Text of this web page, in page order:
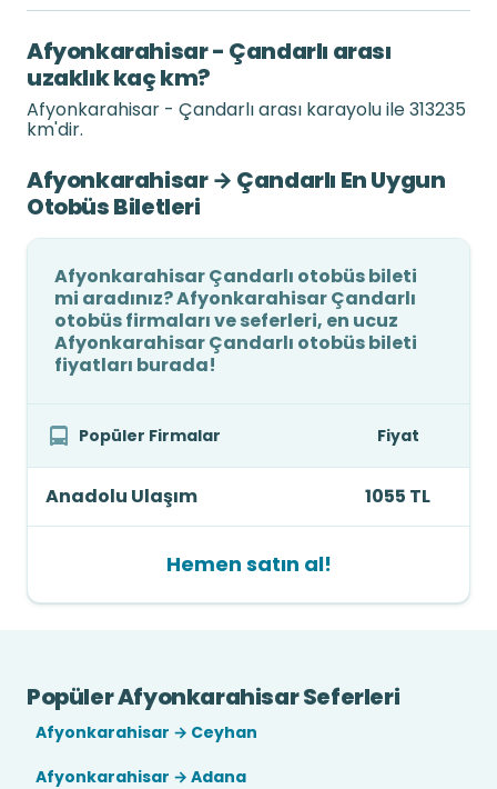
Afyonkarahisar - Çandarlı arası
uzaklık kaç km?
Afyonkarahisar - Çandarlı arası karayolu ile 313235
km'dir.
Afyonkarahisar → Çandarlı En Uygun
Otobüs Biletleri
Afyonkarahisar Çandarlı otobüs bileti
mi aradınız? Afyonkarahisar Çandarlı
otobüs firmaları ve seferleri, en ucuz
Afyonkarahisar Çandarlı otobüs bileti
fiyatları burada!
Popüler Firmalar Fiyat
Anadolu Ulaşım 1055 TL
Hemen satın al!
Popüler Afyonkarahisar Seferleri
Afyonkarahisar → Ceyhan
Afyonkarahisar → Adana